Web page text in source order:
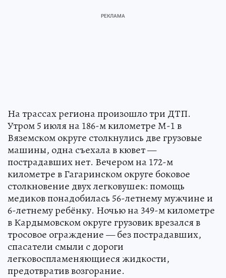
На трассах региона произошло три ДТП.
Утром 5 июля на 186-м километре М-1 в
Вяземском округе столкнулись две грузовые
машины, одна съехала в кювет —
пострадавших нет. Вечером на 172-м
километре в Гагаринском округе боковое
столкновение двух легковушек: помощь
медиков понадобилась 56-летнему мужчине и
6-летнему ребёнку. Ночью на 349-м километре
в Кардымовском округе грузовик врезался в
тросовое ограждение — без пострадавших,
спасатели смыли с дороги
легковоспламеняющиеся жидкости,
предотвратив возгорание.